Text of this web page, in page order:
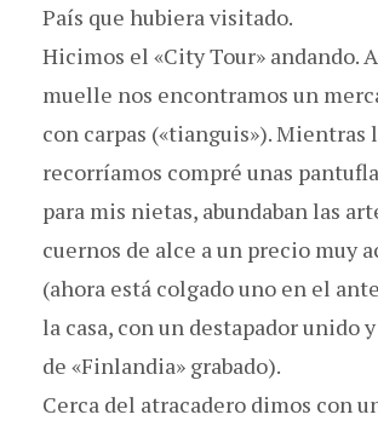
País que hubiera visitado.
Hicimos el «City Tour» andando.
muelle nos encontramos un
con carpas («tianguis»). Mientras
recorríamos compré unas
para mis nietas, abundaban las
cuernos de alce a un precio muy
(ahora está colgado uno en el
la casa, con un destapador unido
de «Finlandia» grabado).
Cerca del atracadero dimos con